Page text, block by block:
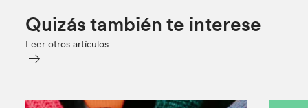
Quizás también te interese
Leer otros artículos